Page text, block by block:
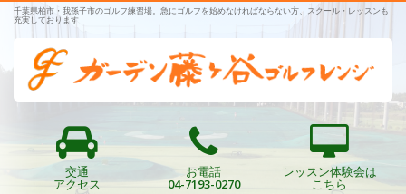
千葉県柏市・我孫子市のゴルフ練習場。急にゴルフを始めなければならない方、スクール・レッスンも
充実しております
交通
アクセス
お電話
04-7193-0270
レッスン体験会は
こちら